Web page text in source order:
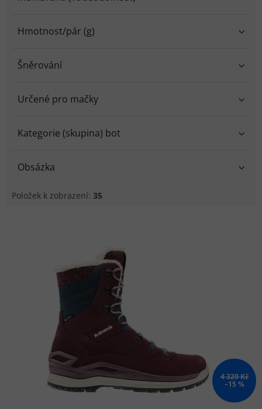
Hmotnost/pár (g)
Šněrování
Určené pro mačky
Kategorie (skupina) bot
Obsázka
Položek k zobrazení: 35
4 320 Kč
–15 %